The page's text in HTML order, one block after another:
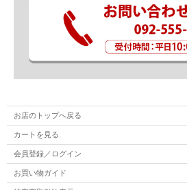
お店のトップへ戻る
カートを見る
会員登録／ログイン
お買い物ガイド